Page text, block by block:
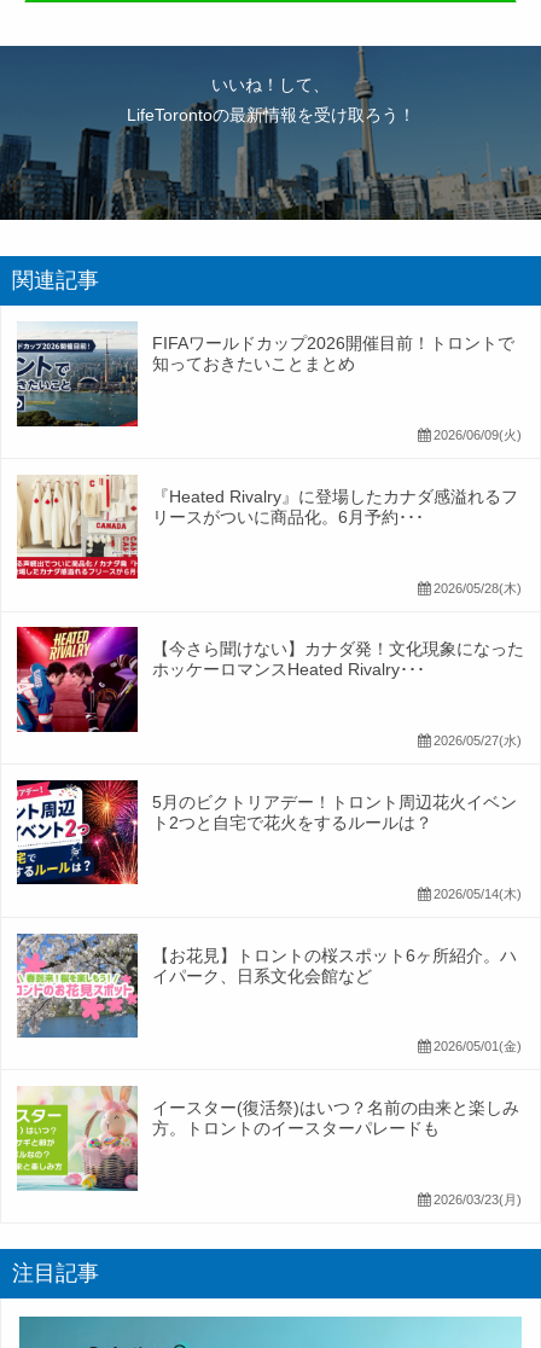
いいね！して、
LifeTorontoの最新情報を受け取ろう！
関連記事
FIFAワールドカップ2026開催目前！トロントで
知っておきたいことまとめ
2026/06/09(火)
『Heated Rivalry』に登場したカナダ感溢れるフ
リースがついに商品化。6月予約･･･
2026/05/28(木)
【今さら聞けない】カナダ発！文化現象になった
ホッケーロマンスHeated Rivalry･･･
2026/05/27(水)
5月のビクトリアデー！トロント周辺花火イベン
ト2つと自宅で花火をするルールは？
2026/05/14(木)
【お花見】トロントの桜スポット6ヶ所紹介。ハ
イパーク、日系文化会館など
2026/05/01(金)
イースター(復活祭)はいつ？名前の由来と楽しみ
方。トロントのイースターパレードも
2026/03/23(月)
注目記事